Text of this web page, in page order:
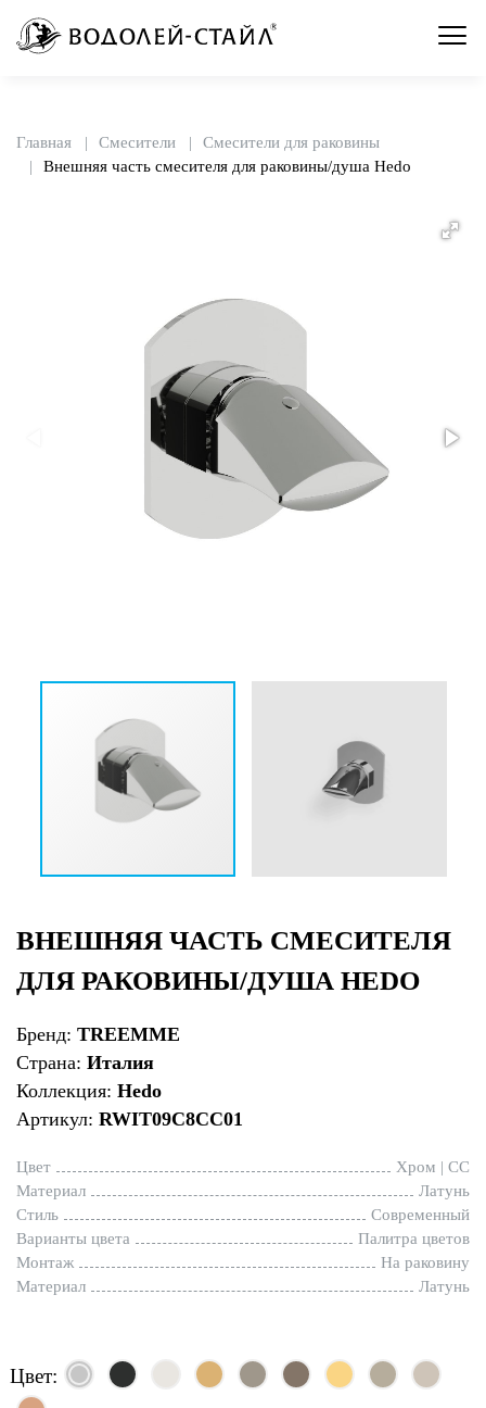
Главная Смесители
Смесители для раковины
Внешняя часть смесителя для раковины/душа Hedo
ВНЕШНЯЯ ЧАСТЬ СМЕСИТЕЛЯ
ДЛЯ РАКОВИНЫ/ДУША HEDO
Бренд: TREEMME
Страна: Италия
Коллекция: Hedo
Артикул: RWIT09C8CC01
Цвет
Хром | CC
Материал
Латунь
Стиль
Современный
Варианты цвета
Палитра цветов
Монтаж
На раковину
Материал
Латунь
Цвет: